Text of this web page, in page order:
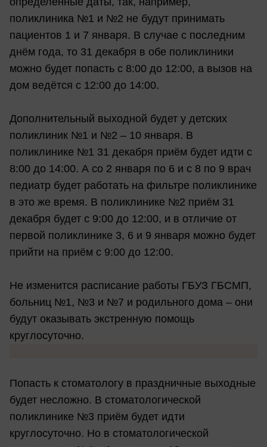
поликлиника №1 и №2 не будут принимать
пациентов 1 и 7 января. В случае с последним
днём года, то 31 декабря в обе поликлиники
можно будет попасть с 8:00 до 12:00, а вызов на
дом ведётся с 12:00 до 14:00.
Дополнительный выходной будет у детских
поликлиник №1 и №2 – 10 января. В
поликлинике №1 31 декабря приём будет идти с
8:00 до 14:00. А со 2 января по 6 и с 8 по 9 врач
педиатр будет работать на фильтре поликлинике
в это же время. В поликлинике №2 приём 31
декабря будет с 9:00 до 12:00, и в отличие от
первой поликлинике 3, 6 и 9 января можно будет
прийти на приём с 9:00 до 12:00.
Не изменится расписание работы ГБУЗ ГБСМП,
больниц №1, №3 и №7 и родильного дома – они
будут оказывать экстренную помощь
круглосуточно.
Попасть к стоматологу в праздничные выходные
будет несложно. В стоматологической
поликлинике №3 приём будет идти
круглосуточно. Но в стоматологической